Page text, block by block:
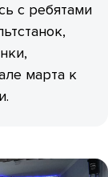
с ребятами
марта к